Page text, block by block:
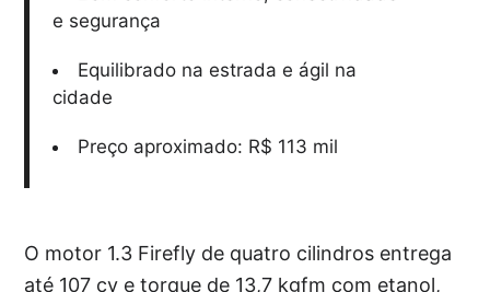
e segurança
Equilibrado na estrada e ágil na
cidade
Preço aproximado: R$ 113 mil
O motor 1.3 Firefly de quatro cilindros entrega
até 107 cv e torque de 13,7 kgfm com etanol,